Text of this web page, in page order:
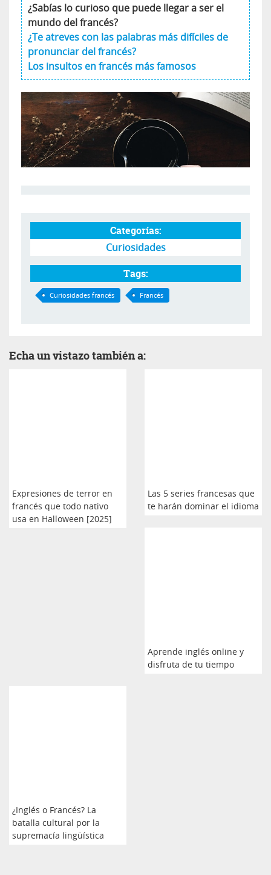
¿Sabías lo curioso que puede llegar a ser el
mundo del francés?
¿Te atreves con las palabras más difíciles de
pronunciar del francés?
Los insultos en francés más famosos
Categorías:
Curiosidades
Tags:
Curiosidades francés Francés
Echa un vistazo también a:
Expresiones de terror en
francés que todo nativo
usa en Halloween [2025]
Las 5 series francesas que
te harán dominar el idioma
Aprende inglés online y
disfruta de tu tiempo
¿Inglés o Francés? La
batalla cultural por la
supremacía lingüística